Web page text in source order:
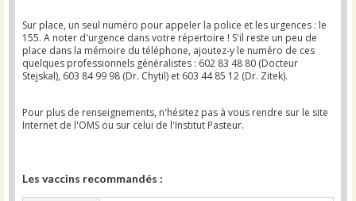
Sur place, un seul numéro pour appeler la police et les urgences : le
155. A noter d'urgence dans votre répertoire ! S'il reste un peu de
place dans la mémoire du téléphone, ajoutez-y le numéro de ces
quelques professionnels généralistes : 602 83 48 80 (Docteur
Stejskal), 603 84 99 98 (Dr. Chytil) et 603 44 85 12 (Dr. Zitek).
Pour plus de renseignements, n'hésitez pas à vous rendre sur le site
Internet de l'OMS ou sur celui de l'Institut Pasteur.
Les vaccins recommandés :